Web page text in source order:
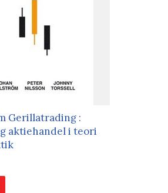
Gerillatrading :
aktiehandel i teori